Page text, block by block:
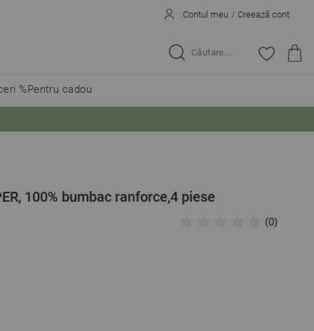
Contul meu / Creează cont
Caută...
%Pentru cadou
100% bumbac ranforce,4 piese
(0)